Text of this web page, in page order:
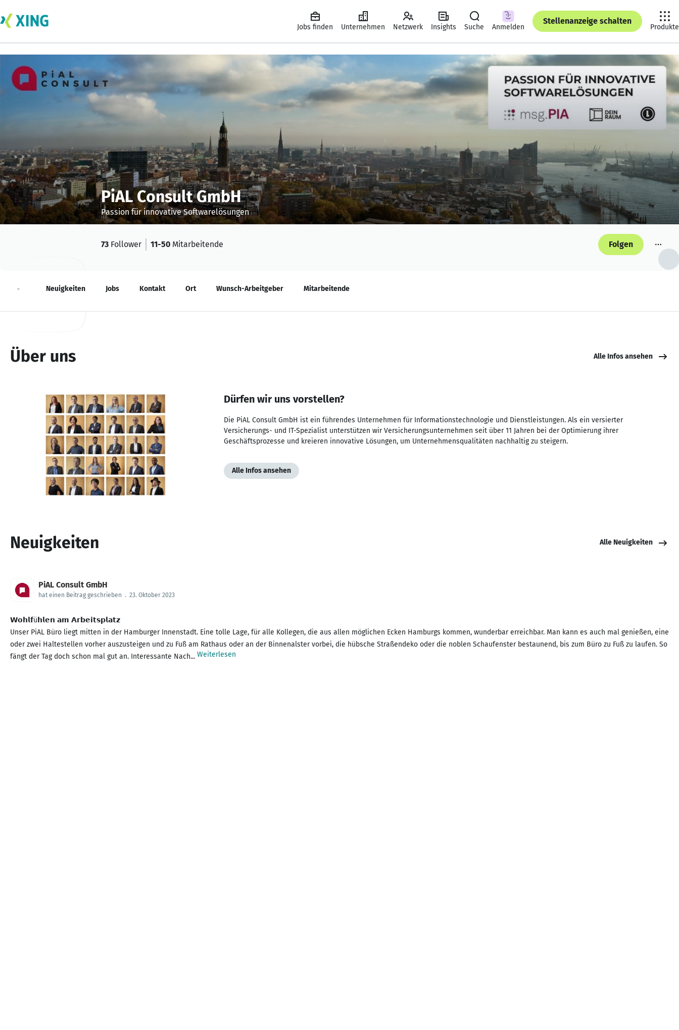
Jobs finden Unternehmen Netzwerk Insights Suche Anmelden
Stellenanzeige schalten
Produkte
PiAL Consult GmbH
Passion für innovative Softwarelösungen
73 Follower 11-50 Mitarbeitende Folgen
Über Neuigkeiten Jobs Kontakt Ort Wunsch-Arbeitgeber Mitarbeitende
Über uns Alle Infos ansehen
Dürfen wir uns vorstellen?
Die PiAL Consult GmbH ist ein führendes Unternehmen für Informationstechnologie und Dienstleistungen. Als ein versierter
Versicherungs- und IT-Spezialist unterstützen wir Versicherungsunternehmen seit über 11 Jahren bei der Optimierung ihrer
Geschäftsprozesse und kreieren innovative Lösungen, um Unternehmensqualitäten nachhaltig zu steigern.
Alle Infos ansehen
Neuigkeiten Alle Neuigkeiten
PiAL Consult GmbH
hat einen Beitrag geschrieben . 23. Oktober 2023
𝗪𝗼𝗵𝗹𝗳ü𝗵𝗹𝗲𝗻 𝗮𝗺 𝗔𝗿𝗯𝗲𝗶𝘁𝘀𝗽𝗹𝗮𝘁𝘇
Unser PiAL Büro liegt mitten in der Hamburger Innenstadt. Eine tolle Lage, für alle Kollegen, die aus allen möglichen Ecken Hamburgs kommen, wunderbar erreichbar. Man kann es auch mal genießen, eine
oder zwei Haltestellen vorher auszusteigen und zu Fuß am Rathaus oder an der Binnenalster vorbei, die hübsche Straßendeko oder die noblen Schaufenster bestaunend, bis zum Büro zu Fuß zu laufen. So
fängt der Tag doch schon mal gut an. Interessante Nach... Weiterlesen